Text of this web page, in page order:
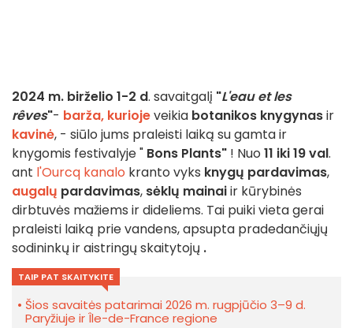
2024 m. birželio 1-2 d. savaitgalį "L'eau et les
rêves"- barža, kuriojeveikia botanikos knygynasir
kavinė, - siūlo jums praleisti laiką su gamta ir
knygomis festivalyje " Bons Plants" ! Nuo 11 iki 19 val.
ant l'Ourcq kanalo kranto vyks knygų pardavimas,
augalų pardavimas, sėklų mainaiir kūrybinės
dirbtuvės mažiems ir dideliems. Tai puiki vieta gerai
praleisti laiką prie vandens, apsupta pradedančiųjų
sodininkų ir aistringų skaitytojų .
TAIP PAT SKAITYKITE
Šios savaitės patarimai 2026 m. rugpjūčio 3–9 d.
Paryžiuje ir Île-de-France regione